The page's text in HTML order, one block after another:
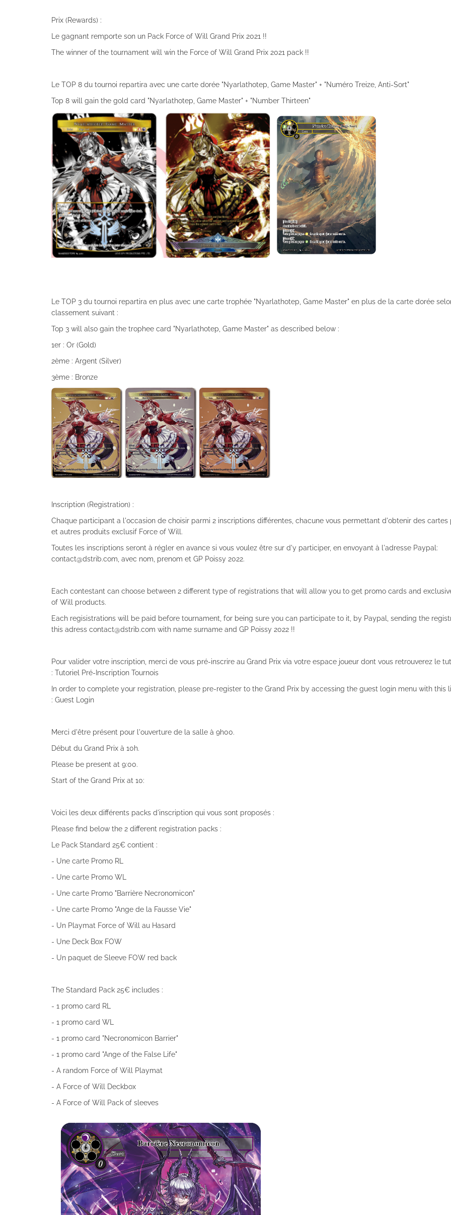
Prix (Rewards) :
Le gagnant remporte son un Pack Force of Will Grand Prix 2021 !!
The winner of the tournament will win the Force of Will Grand Prix 2021 pack !!
Le TOP 8 du tournoi repartira avec une carte dorée "Nyarlathotep, Game Master" + "Numéro Treize, Anti-Sort"
Top 8 will gain the gold card "Nyarlathotep, Game Master" + "Number Thirteen"
Le TOP 3 du tournoi repartira en plus avec une carte trophée "Nyarlathotep, Game Master" en plus de la carte dorée
classement suivant :
Top 3 will also gain the trophee card "Nyarlathotep, Game Master" as described below :
1er : Or (Gold)
2ème : Argent (Silver)
3ème : Bronze
Inscription (Registration) :
Chaque participant a l'occasion de choisir parmi 2 inscriptions différentes, chacune vous permettant d'obtenir des cartes
et autres produits exclusif Force of Will.
Toutes les inscriptions seront à régler en avance si vous voulez être sur d'y participer, en envoyant à l'adresse Paypal:
contact@dstrib.com, avec nom, prenom et GP Poissy 2022.
Each contestant can choose between 2 different type of registrations that will allow you to get promo cards and
of Will products.
Each regisistrations will be paid before tournament, for being sure you can participate to it, by Paypal, sending the
this adress contact@dstrib.com with name surname and GP Poissy 2022 !!
Pour valider votre inscription, merci de vous pré-inscrire au Grand Prix via votre espace joueur dont vous retrouverez le
: Tutoriel Pré-Inscription Tournois
In order to complete your registration, please pre-register to the Grand Prix by accessing the guest login menu with this
: Guest Login
Merci d'être présent pour l'ouverture de la salle à 9h00.
Début du Grand Prix à 10h.
Please be present at 9:00.
Start of the Grand Prix at 10:
Voici les deux différents packs d'inscription qui vous sont proposés :
Please find below the 2 different registration packs :
Le Pack Standard 25€ contient :
- Une carte Promo RL
- Une carte Promo WL
- Une carte Promo "Barrière Necronomicon"
- Une carte Promo "Ange de la Fausse Vie"
- Un Playmat Force of Will au Hasard
- Une Deck Box FOW
- Un paquet de Sleeve FOW red back
The Standard Pack 25€ includes :
- 1 promo card RL
- 1 promo card WL
- 1 promo card "Necronomicon Barrier"
- 1 promo card "Ange of the False Life"
- A random Force of Will Playmat
- A Force of Will Deckbox
- A Force of Will Pack of sleeves